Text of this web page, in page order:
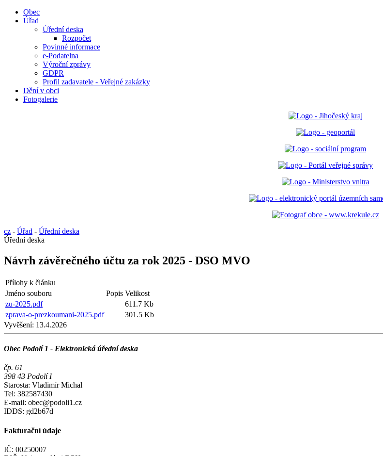
Obec
Úřad
Úřední deska
Rozpočet
Povinné informace
e-Podatelna
Výroční zprávy
GDPR
Profil zadavatele - Veřejné zakázky
Dění v obci
Fotogalerie
cz - Úřad - Úřední deska
Úřední deska
Návrh závěrečného účtu za rok 2025 - DSO MVO
Přílohy k článku
Jméno souboru
Popis Velikost
zu-2025.pdf
611.7 Kb
zprava-o-prezkoumani-2025.pdf
301.5 Kb
Vyvěšení: 13.4.2026
Obec Podolí 1 - Elektronická úřední deska
čp. 61
398 43 Podolí I
Starosta: Vladimír Michal
Tel: 382587430
E-mail: obec@podoli1.cz
IDDS: gd2b67d
Fakturační údaje
IČ: 00250007